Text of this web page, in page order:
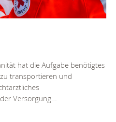
hat die Aufgabe benötigtes
transportieren und
Versorgung...